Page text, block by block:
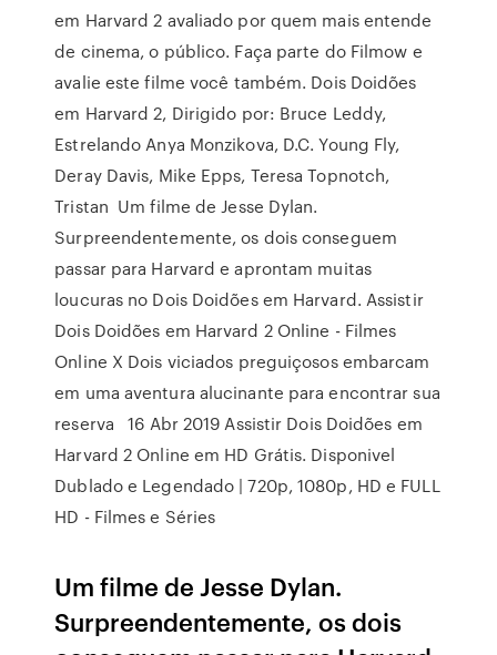
em Harvard 2 avaliado por quem mais entende
de cinema, o público. Faça parte do Filmow e
avalie este filme você também. Dois Doidões
em Harvard 2, Dirigido por: Bruce Leddy,
Estrelando Anya Monzikova, D.C. Young Fly,
Deray Davis, Mike Epps, Teresa Topnotch,
Tristan Um filme de Jesse Dylan.
Surpreendentemente, os dois conseguem
passar para Harvard e aprontam muitas
loucuras no Dois Doidões em Harvard. Assistir
Dois Doidões em Harvard 2 Online - Filmes
Online X Dois viciados preguiçosos embarcam
em uma aventura alucinante para encontrar sua
reserva 16 Abr 2019 Assistir Dois Doidões em
Harvard 2 Online em HD Grátis. Disponivel
Dublado e Legendado | 720p, 1080p, HD e FULL
HD - Filmes e Séries
Um filme de Jesse Dylan.
Surpreendentemente, os dois